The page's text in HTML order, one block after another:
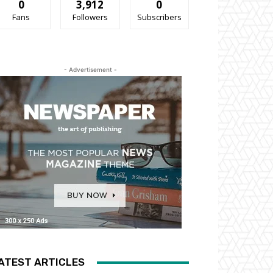
0
Fans
3,912
Followers
0
Subscribers
- Advertisement -
ARTICLES